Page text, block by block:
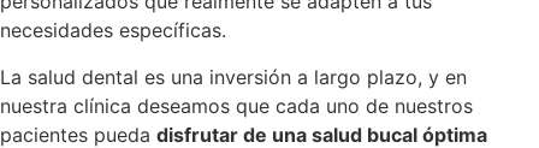
necesidades específicas.
La salud dental es una inversión a largo plazo, y en
nuestra clínica deseamos que cada uno de nuestros
pacientes pueda disfrutar de una salud bucal óptima